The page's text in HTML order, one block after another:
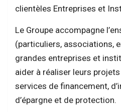
clientèles Entreprises et
Le Groupe accompagne
(particuliers, associations,
grandes entreprises et
aider à réaliser leurs
services de financement,
d’épargne et de protection.